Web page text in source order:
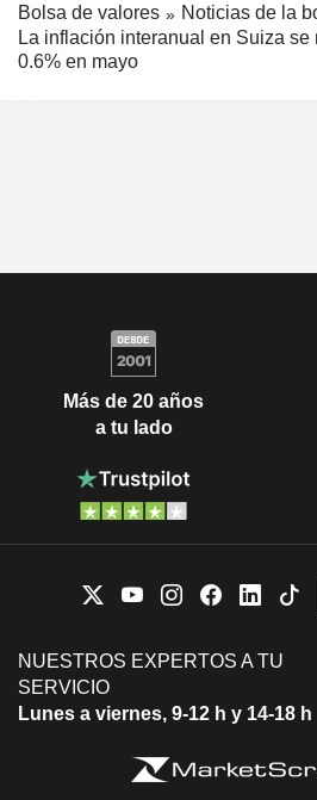
Bolsa de valores
Noticias de la
La inflación interanual en Suiza se
0.6% en mayo
Más de 20 años
a tu lado
NUESTROS EXPERTOS A TU
SERVICIO
Lunes a viernes, 9-12 h y 14-18 h